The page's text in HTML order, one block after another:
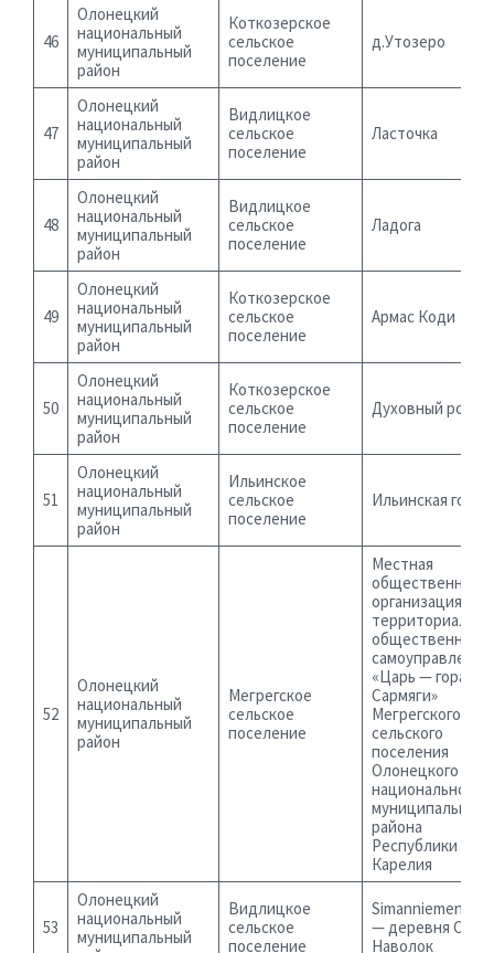
46
Олонецкий
национальный
муниципальный
район
Коткозерское
сельское
поселение
д.Утозеро
47
Олонецкий
национальный
муниципальный
район
Видлицкое
сельское
поселение
Ласточка
48
Олонецкий
национальный
муниципальный
район
Видлицкое
сельское
поселение
Ладога
49
Олонецкий
национальный
муниципальный
район
Коткозерское
сельское
поселение
Армас Коди
50
Олонецкий
национальный
муниципальный
район
Коткозерское
сельское
поселение
Духовный
51
Олонецкий
национальный
муниципальный
район
Ильинское
сельское
поселение
Ильинская горка
52
Олонецкий
национальный
муниципальный
район
Мегрегское
сельское
поселение
Местная
общественная
организация
общественного
самоуправления
«Царь — гора д.
Сармяги»
Мегрегского
сельского
поселения
Олонецкого
национального
муниципального
района
Республики
Карелия
53
Олонецкий
национальный
муниципальный
Видлицкое
сельское
поселение
Simanniemen
— деревня
Наволок